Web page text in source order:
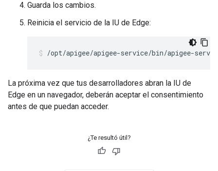
Guarda los cambios.
Reinicia el servicio de la IU de Edge:
/opt/apigee/apigee-service/bin/apigee-
La próxima vez que tus desarrolladores abran la IU de
Edge en un navegador, deberán aceptar el consentimiento
antes de que puedan acceder.
¿Te resultó útil?